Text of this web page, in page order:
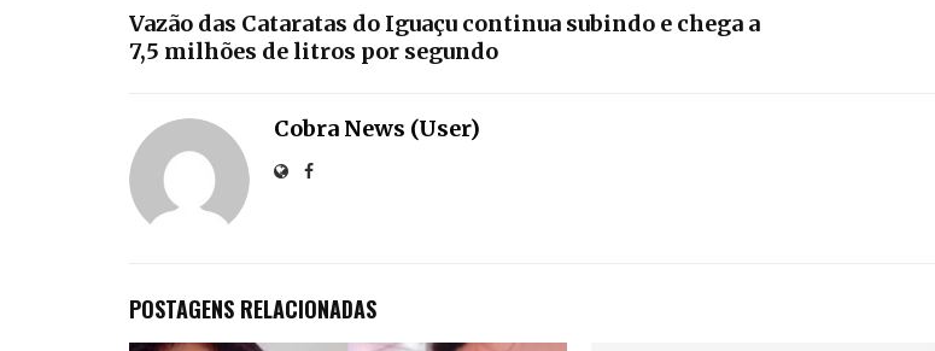
Vazão das Cataratas do Iguaçu continua subindo e chega a
7,5 milhões de litros por segundo
Cobra News (User)
POSTAGENS RELACIONADAS